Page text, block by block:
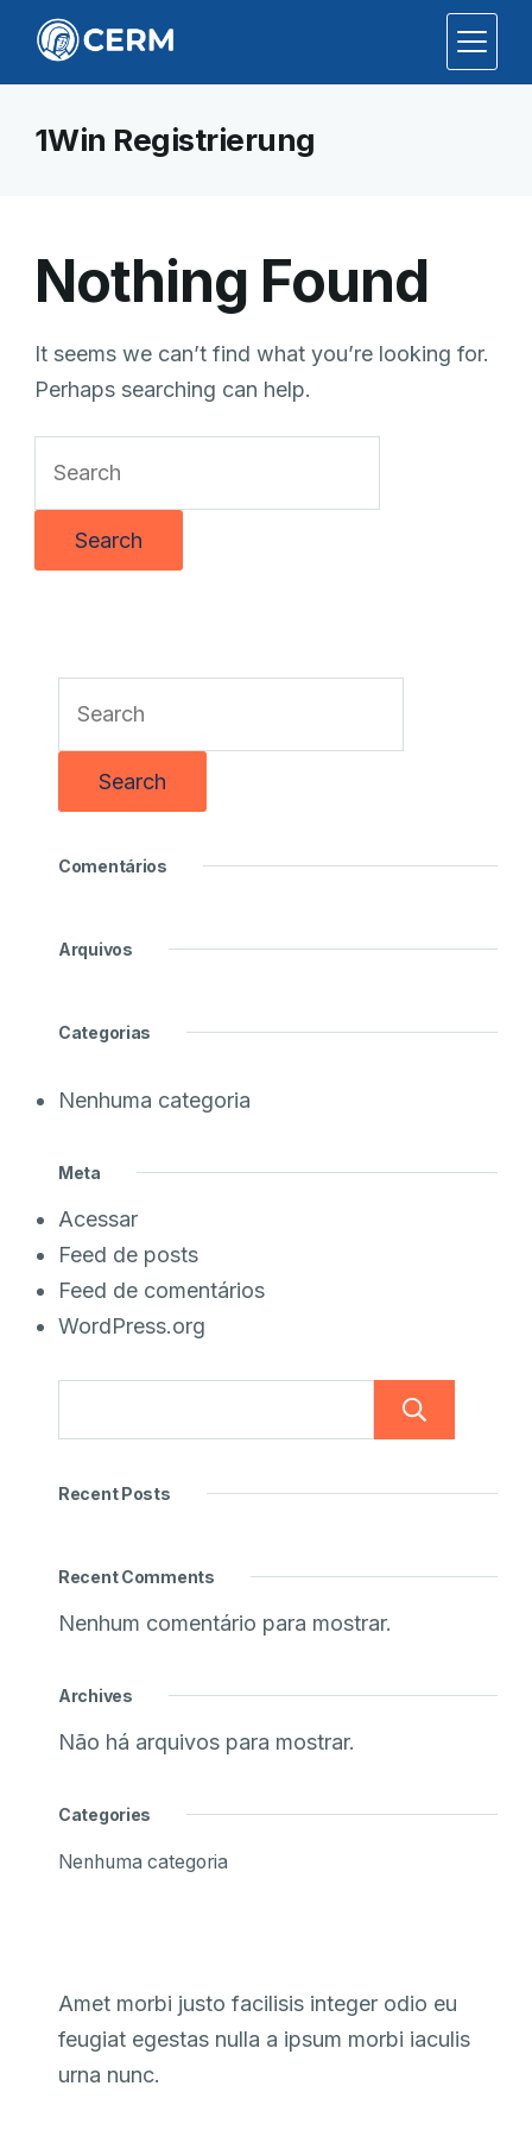
1Win Registrierung
Nothing Found
It seems we can’t find what you’re looking for.
Perhaps searching can help.
Comentários
Arquivos
Categorias
Nenhuma categoria
Meta
Acessar
Feed de posts
Feed de comentários
WordPress.org
Recent Posts
Recent Comments
Nenhum comentário para mostrar.
Archives
Não há arquivos para mostrar.
Categories
Nenhuma categoria
Amet morbi justo facilisis integer odio eu
feugiat egestas nulla a ipsum morbi iaculis
urna nunc.